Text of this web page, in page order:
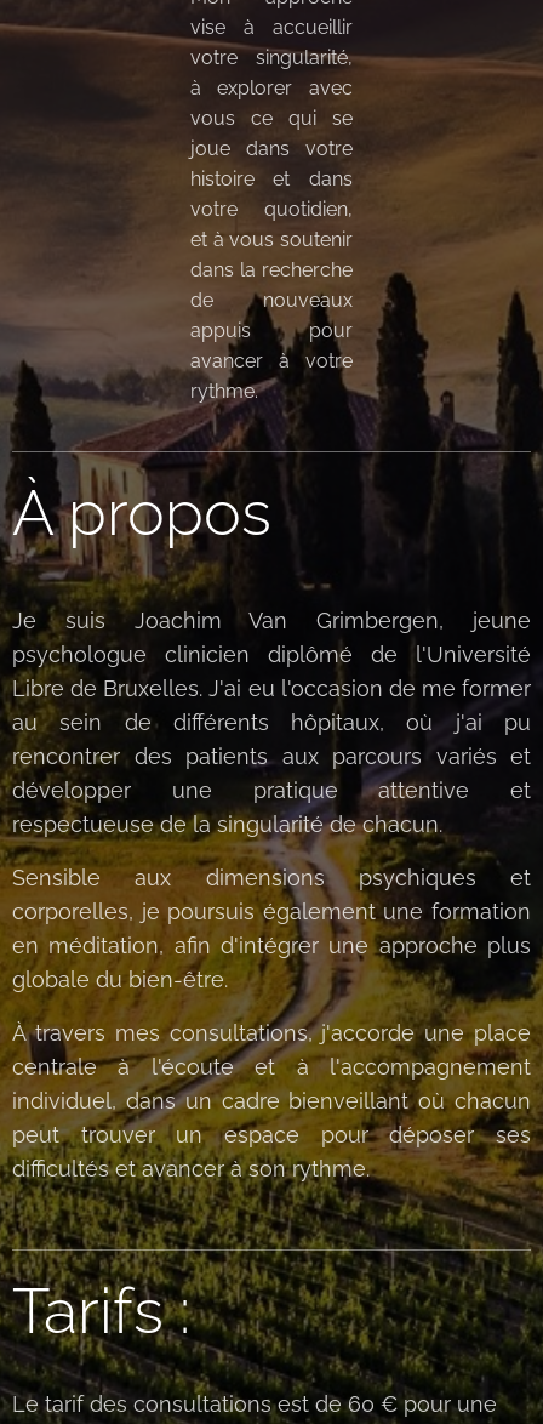
vise à accueillir
votre singularité,
à explorer avec
vous ce qui se
joue dans votre
histoire et dans
votre quotidien,
et à vous soutenir
dans la recherche
de nouveaux
appuis pour
avancer à votre
rythme.
À propos
Je suis Joachim Van Grimbergen, jeune
psychologue clinicien diplômé de l'Université
Libre de Bruxelles. J'ai eu l'occasion de me former
au sein de différents hôpitaux, où j'ai pu
rencontrer des patients aux parcours variés et
développer une pratique attentive et
respectueuse de la singularité de chacun.
Sensible aux dimensions psychiques et
corporelles, je poursuis également une formation
en méditation, afin d'intégrer une approche plus
globale du bien-être.
À travers mes consultations, j'accorde une place
centrale à l'écoute et à l'accompagnement
individuel, dans un cadre bienveillant où chacun
peut trouver un espace pour déposer ses
difficultés et avancer à son rythme.
Tarifs :
Le tarif des consultations est de 60 € pour une